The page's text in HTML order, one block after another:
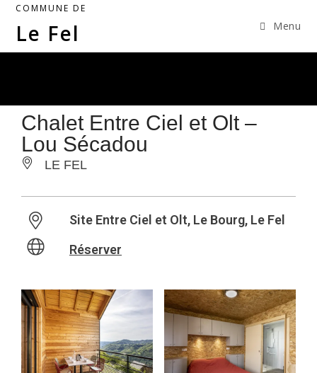
COMMUNE DE
Le Fel Menu
Chalet Entre Ciel et Olt –
Lou Sécadou
LE FEL
Site Entre Ciel et Olt, Le Bourg, Le Fel
Réserver